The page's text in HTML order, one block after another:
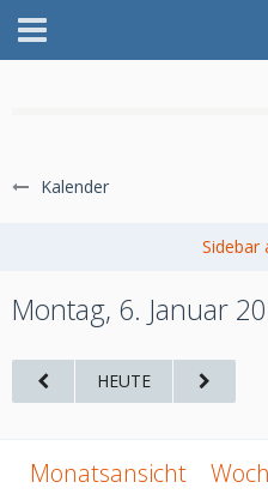
jetzt anmelden
Kalender
Montag, 6. Januar
HEUTE
Monatsansicht